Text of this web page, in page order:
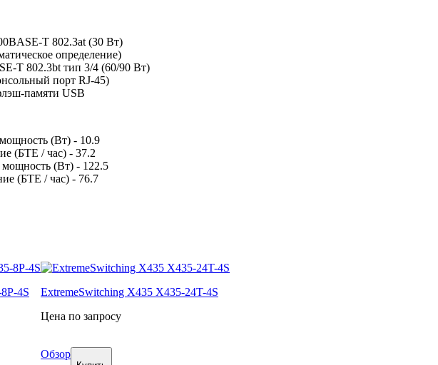
T 802.3at (30 Вт)
определение)
T 802.3bt тип 3/4 (60/90 Вт)
порт RJ-45)
памяти USB
(Вт) - 10.9
(БТЕ / час) - 37.2
мощность (Вт) - 122.5
(БТЕ / час) - 76.7
4S
ExtremeSwitching X435 X435-24T-4S
Цена по запросу
Обзор